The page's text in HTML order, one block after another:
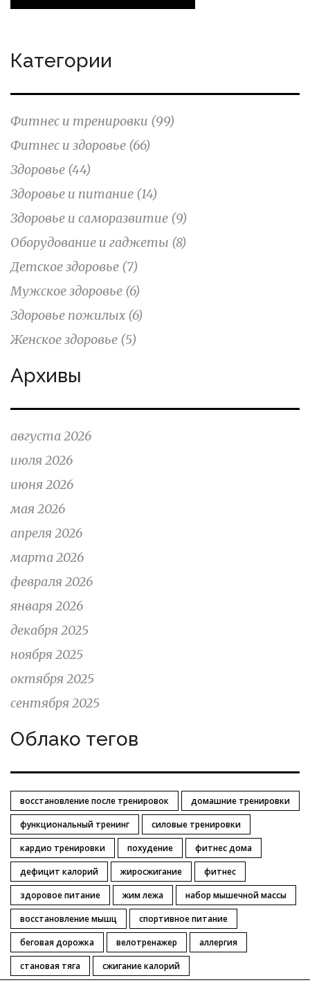
Категории
Фитнес и тренировки (99)
Фитнес и здоровье (66)
Здоровье (44)
Здоровье и питание (14)
Здоровье и саморазвитие (9)
Оборудование и гаджеты (8)
Детское здоровье (7)
Мужское здоровье (6)
Здоровье пожилых (6)
Женское здоровье (5)
Архивы
августа 2026
июля 2026
июня 2026
мая 2026
апреля 2026
марта 2026
февраля 2026
января 2026
декабря 2025
ноября 2025
октября 2025
сентября 2025
Облако тегов
восстановление после тренировок
домашние тренировки
функциональный тренинг
силовые тренировки
кардио тренировки
похудение
фитнес дома
дефицит калорий
жиросжигание
фитнес
здоровое питание
жим лежа
набор мышечной массы
восстановление мышц
спортивное питание
беговая дорожка
велотренажер
аллергия
становая тяга
сжигание калорий